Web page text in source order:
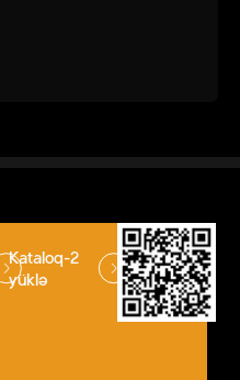
Kataloq-2
yüklə